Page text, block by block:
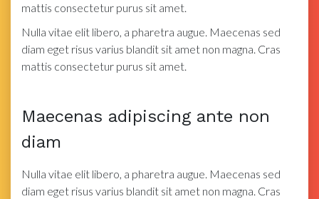
mattis consectetur purus sit amet.
Nulla vitae elit libero, a pharetra augue. Maecenas sed
diam eget risus varius blandit sit amet non magna. Cras
mattis consectetur purus sit amet.
Maecenas adipiscing ante non
diam
Nulla vitae elit libero, a pharetra augue. Maecenas sed
diam eget risus varius blandit sit amet non magna. Cras